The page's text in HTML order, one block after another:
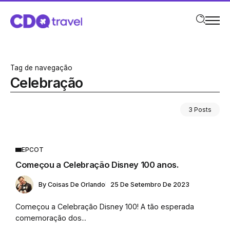
Tag de navegação
Celebração
3 Posts
EPCOT
Começou a Celebração Disney 100 anos.
By Coisas De Orlando 25 De Setembro De 2023
Começou a Celebração Disney 100! A tão esperada
comemoração dos...